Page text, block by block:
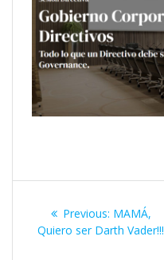
Previous: MAMÁ,
Quiero ser Darth Vader!!!